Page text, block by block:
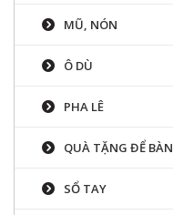
MŨ, NÓN
Ô DÙ
PHA LÊ
QUÀ TẶNG ĐỂ BÀN
SỔ TAY